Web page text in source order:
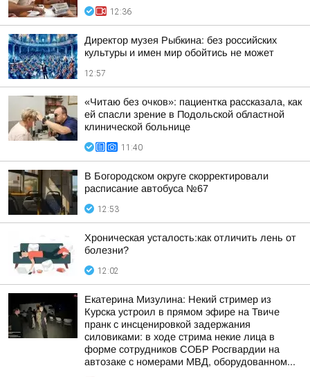
12:36
Директор музея Рыбкина: без российских
культуры и имен мир обойтись не может
12:57
«Читаю без очков»: пациентка рассказала, как
ей спасли зрение в Подольской областной
клинической больнице
11:40
В Богородском округе скорректировали
расписание автобуса №67
12:53
Хроническая усталость:как отличить лень от
болезни?
12:02
Екатерина Мизулина: Некий стример из
Курска устроил в прямом эфире на Твиче
пранк с инсценировкой задержания
силовиками: в ходе стрима некие лица в
форме сотрудников СОБР Росгвардии на
автозаке с номерами МВД, оборудованном...